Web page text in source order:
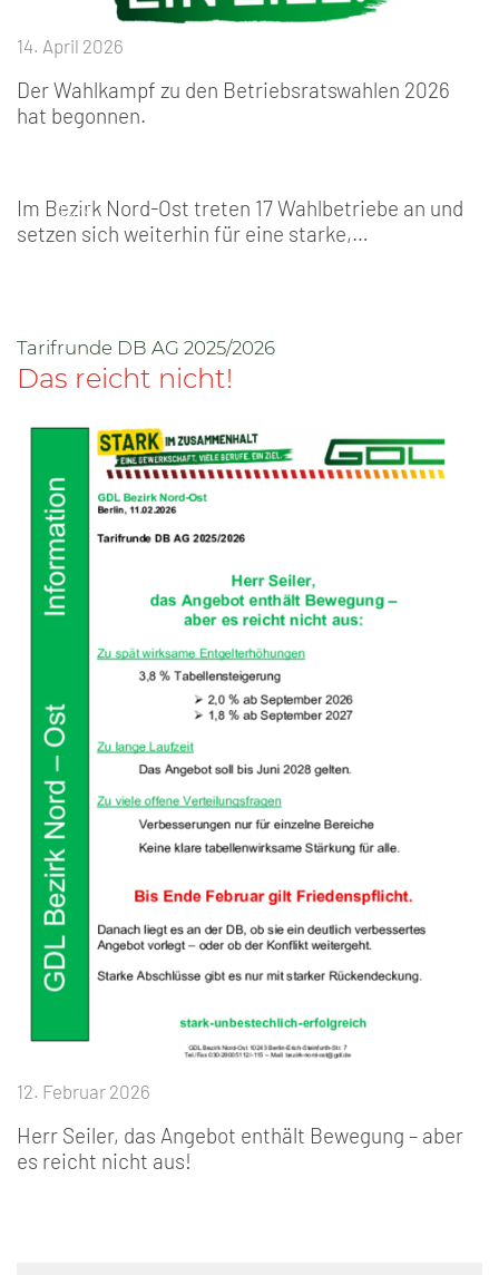
14. April 2026
Der Wahlkampf zu den Betriebsratswahlen 2026
hat begonnen.
Im Bezirk Nord-Ost treten 17 Wahlbetriebe an und
setzen sich weiterhin für eine starke,…
Tarifrunde DB AG 2025/2026
Das reicht nicht!
12. Februar 2026
Herr Seiler, das Angebot enthält Bewegung – aber
es reicht nicht aus!